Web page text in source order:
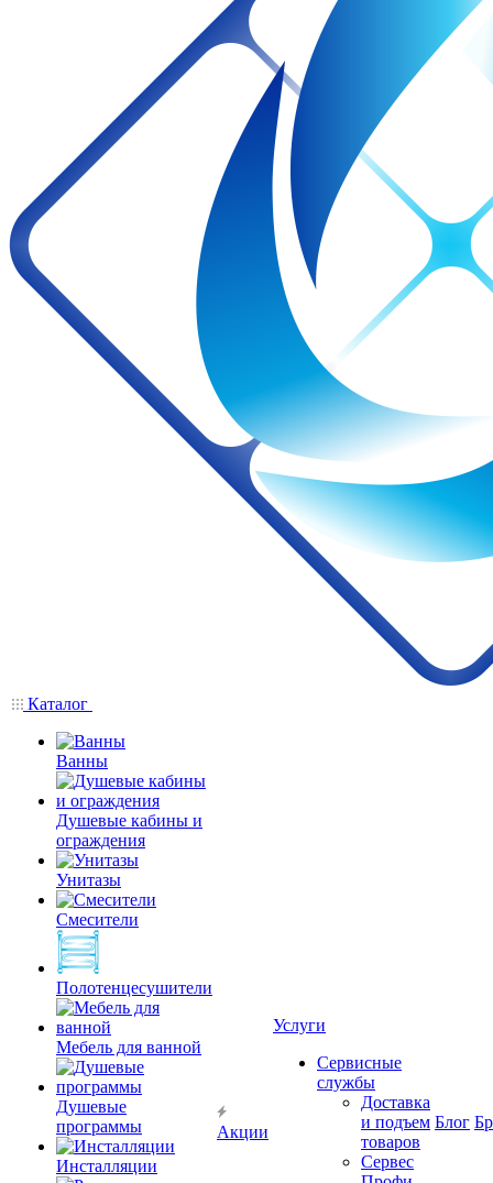
Каталог
Ванны
Душевые кабины и
ограждения
Унитазы
Смесители
Полотенцесушители
Мебель для ванной
Душевые
программы
Инсталляции
Акции
Услуги
Сервисные
службы
Доставка
и подъем
товаров
Сервес
Блог